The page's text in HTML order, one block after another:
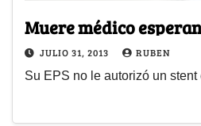
Muere médico
JULIO 31, 2013 RUBEN
Su EPS no le autorizó un stent